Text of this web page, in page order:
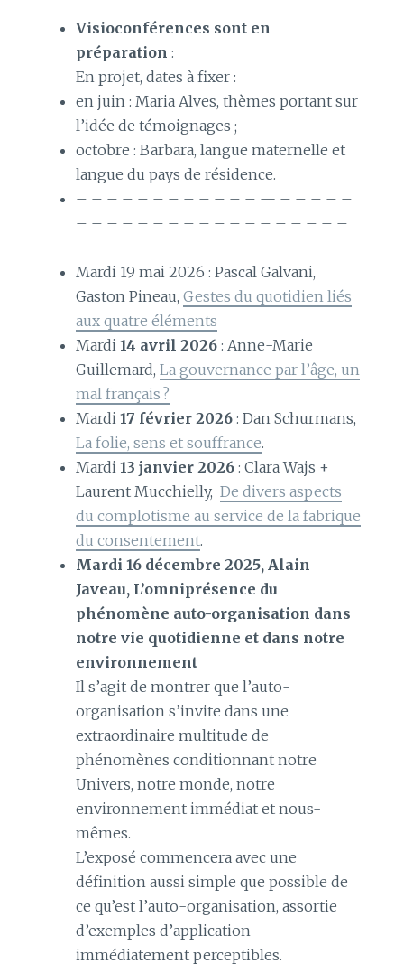
Visioconférences sont en
préparation :
En projet, dates à fixer :
en juin : Maria Alves, thèmes portant sur
l’idée de témoignages ;
octobre : Barbara, langue maternelle et
langue du pays de résidence.
– – – – – – – – – – – – — – – – – –
– – – – – – – – – – – – – – – – – –
– – – – –
Mardi 19 mai 2026 : Pascal Galvani,
Gaston Pineau, Gestes du quotidien liés
aux quatre éléments
Mardi 14 avril 2026: Anne-Marie
Guillemard, La gouvernance par l’âge, un
mal français ?
Mardi 17 février 2026: Dan Schurmans,
La folie, sens et souffrance.
Mardi 13 janvier 2026: Clara Wajs +
Laurent Mucchielly, De divers aspects
du complotisme au service de la fabrique
du consentement.
Mardi 16 décembre 2025, Alain
Javeau, L’omniprésence du
phénomène auto-organisation dans
notre vie quotidienne et dans notre
environnement
Il s’agit de montrer que l’auto-
organisation s’invite dans une
extraordinaire multitude de
phénomènes conditionnant notre
Univers, notre monde, notre
environnement immédiat et nous-
mêmes.
L’exposé commencera avec une
définition aussi simple que possible de
ce qu’est l’auto-organisation, assortie
d’exemples d’application
immédiatement perceptibles.